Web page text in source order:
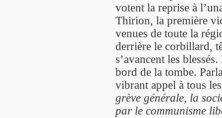
votent la reprise à
Thirion, la première
venues de toute la
derrière le corbillard,
s’avancent les
bord de la tombe.
vibrant appel à tous
grève générale, la
par le communisme